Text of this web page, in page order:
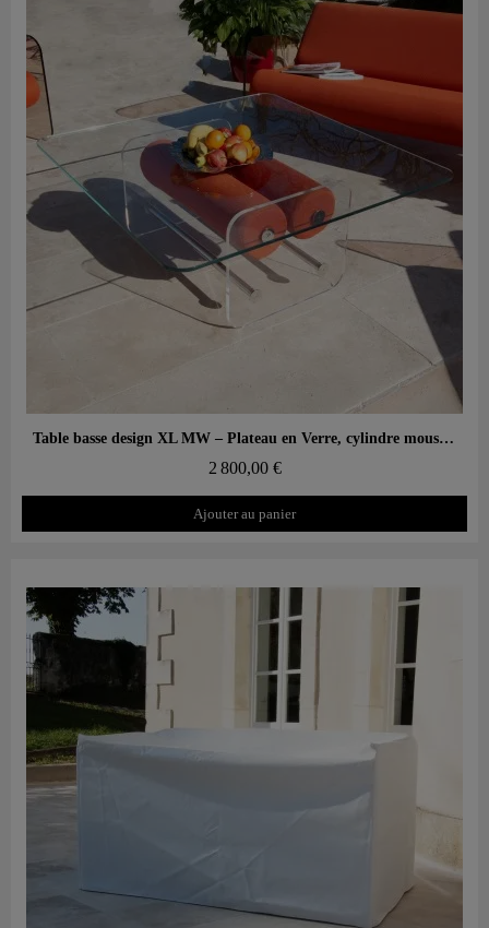
Aperçu rapide Table basse design XL MW – Plateau en Verre, cylindre mousse alvéolaire
2 800,00 €
Ajouter au panier